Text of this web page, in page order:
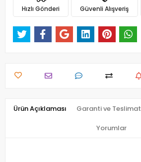
Hızlı Gönderi Güvenli Alışveriş
Ürün Açıklaması Garanti ve Teslimat
Yorumlar